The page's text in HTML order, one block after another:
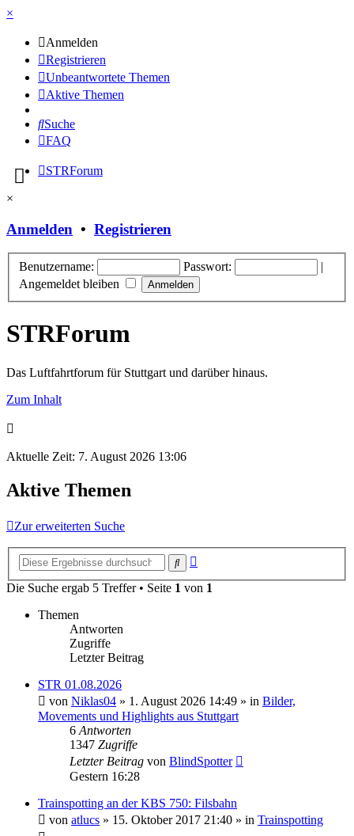
×
Anmelden
Registrieren
Unbeantwortete Themen
Aktive Themen
Suche
FAQ
STRForum
×
Anmelden • Registrieren
Benutzername: Passwort:
|
Angemeldet bleiben
STRForum
Das Luftfahrtforum für Stuttgart und darüber hinaus.
Zum Inhalt
Aktuelle Zeit: 7. August 2026 13:06
Aktive Themen
Zur erweiterten Suche
Suche
Die Suche ergab 5 Treffer • Seite 1 von 1
Themen
Antworten
Zugriffe
Letzter Beitrag
STR 01.08.2026
von Niklas04 » 1. August 2026 14:49 » in Bilder,
Movements und Highlights aus Stuttgart
6 Antworten
1347 Zugriffe
Letzter Beitrag von BlindSpotter
Gestern 16:28
Trainspotting an der KBS 750: Filsbahn
von atlucs » 15. Oktober 2017 21:40 » in Trainspotting